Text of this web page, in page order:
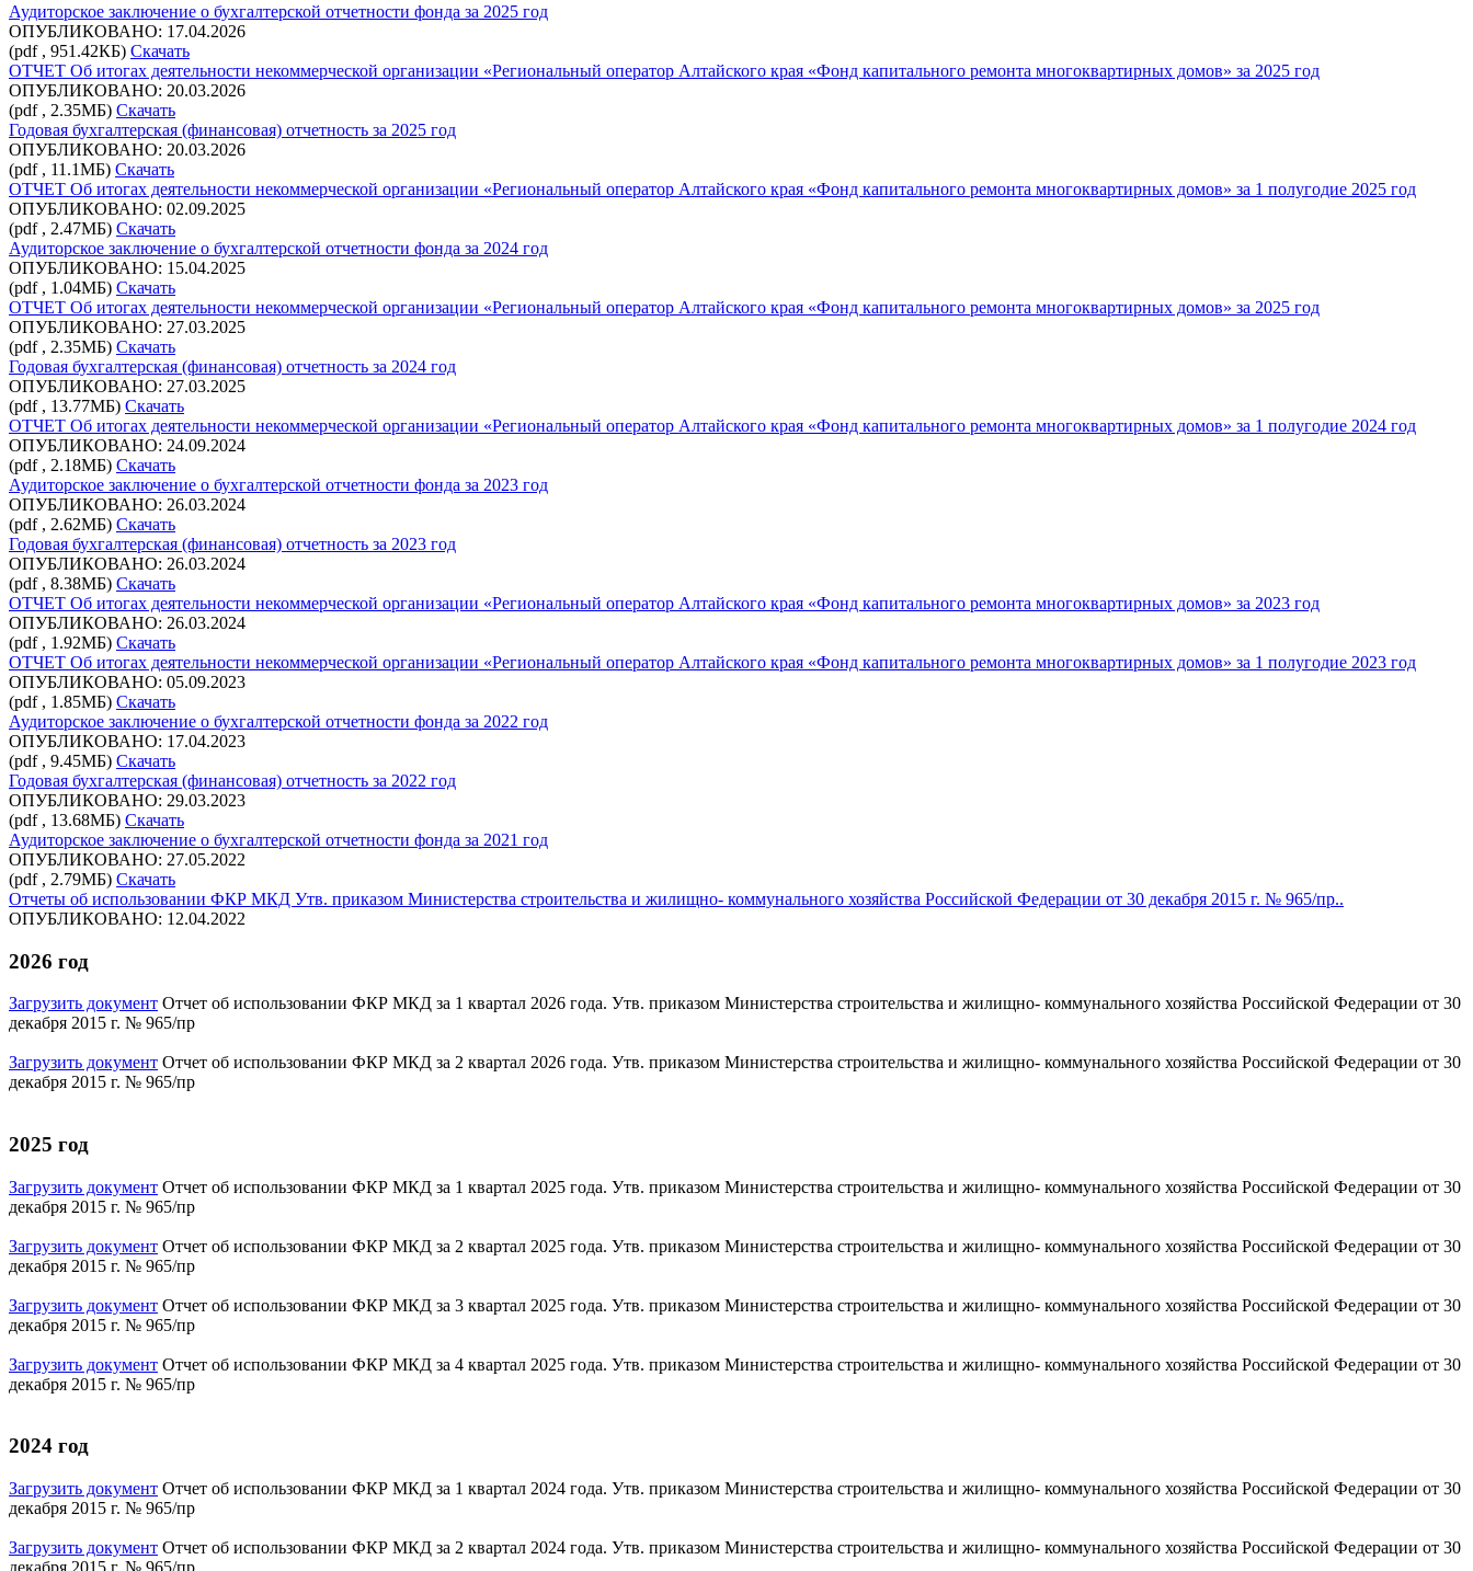
Аудиторское заключение о бухгалтерской отчетности фонда за 2025 год
ОПУБЛИКОВАНО: 17.04.2026
(pdf , 951.42КБ) Скачать
ОТЧЕТ Об итогах деятельности некоммерческой организации «Региональный оператор Алтайского края «Фонд капитального ремонта многоквартирных домов» за 2025 год
ОПУБЛИКОВАНО: 20.03.2026
(pdf , 2.35МБ) Скачать
Годовая бухгалтерская (финансовая) отчетность за 2025 год
ОПУБЛИКОВАНО: 20.03.2026
(pdf , 11.1МБ) Скачать
ОТЧЕТ Об итогах деятельности некоммерческой организации «Региональный оператор Алтайского края «Фонд капитального ремонта многоквартирных домов» за 1 полугодие 2025 год
ОПУБЛИКОВАНО: 02.09.2025
(pdf , 2.47МБ) Скачать
Аудиторское заключение о бухгалтерской отчетности фонда за 2024 год
ОПУБЛИКОВАНО: 15.04.2025
(pdf , 1.04МБ) Скачать
ОТЧЕТ Об итогах деятельности некоммерческой организации «Региональный оператор Алтайского края «Фонд капитального ремонта многоквартирных домов» за 2025 год
ОПУБЛИКОВАНО: 27.03.2025
(pdf , 2.35МБ) Скачать
Годовая бухгалтерская (финансовая) отчетность за 2024 год
ОПУБЛИКОВАНО: 27.03.2025
(pdf , 13.77МБ) Скачать
ОТЧЕТ Об итогах деятельности некоммерческой организации «Региональный оператор Алтайского края «Фонд капитального ремонта многоквартирных домов» за 1 полугодие 2024 год
ОПУБЛИКОВАНО: 24.09.2024
(pdf , 2.18МБ) Скачать
Аудиторское заключение о бухгалтерской отчетности фонда за 2023 год
ОПУБЛИКОВАНО: 26.03.2024
(pdf , 2.62МБ) Скачать
Годовая бухгалтерская (финансовая) отчетность за 2023 год
ОПУБЛИКОВАНО: 26.03.2024
(pdf , 8.38МБ) Скачать
ОТЧЕТ Об итогах деятельности некоммерческой организации «Региональный оператор Алтайского края «Фонд капитального ремонта многоквартирных домов» за 2023 год
ОПУБЛИКОВАНО: 26.03.2024
(pdf , 1.92МБ) Скачать
ОТЧЕТ Об итогах деятельности некоммерческой организации «Региональный оператор Алтайского края «Фонд капитального ремонта многоквартирных домов» за 1 полугодие 2023 год
ОПУБЛИКОВАНО: 05.09.2023
(pdf , 1.85МБ) Скачать
Аудиторское заключение о бухгалтерской отчетности фонда за 2022 год
ОПУБЛИКОВАНО: 17.04.2023
(pdf , 9.45МБ) Скачать
Годовая бухгалтерская (финансовая) отчетность за 2022 год
ОПУБЛИКОВАНО: 29.03.2023
(pdf , 13.68МБ) Скачать
Аудиторское заключение о бухгалтерской отчетности фонда за 2021 год
ОПУБЛИКОВАНО: 27.05.2022
(pdf , 2.79МБ) Скачать
Отчеты об использовании ФКР МКД Утв. приказом Министерства строительства и жилищно- коммунального хозяйства Российской Федерации от 30 декабря 2015 г. № 965/пр..
ОПУБЛИКОВАНО: 12.04.2022
2026 год
Загрузить документ Отчет об использовании ФКР МКД за 1 квартал 2026 года. Утв. приказом Министерства строительства и жилищно- коммунального хозяйства Российской Федерации от 30
декабря 2015 г. № 965/пр
Загрузить документ Отчет об использовании ФКР МКД за 2 квартал 2026 года. Утв. приказом Министерства строительства и жилищно- коммунального хозяйства Российской Федерации от 30
декабря 2015 г. № 965/пр
2025 год
Загрузить документ Отчет об использовании ФКР МКД за 1 квартал 2025 года. Утв. приказом Министерства строительства и жилищно- коммунального хозяйства Российской Федерации от 30
декабря 2015 г. № 965/пр
Загрузить документ Отчет об использовании ФКР МКД за 2 квартал 2025 года. Утв. приказом Министерства строительства и жилищно- коммунального хозяйства Российской Федерации от 30
декабря 2015 г. № 965/пр
Загрузить документ Отчет об использовании ФКР МКД за 3 квартал 2025 года. Утв. приказом Министерства строительства и жилищно- коммунального хозяйства Российской Федерации от 30
декабря 2015 г. № 965/пр
Загрузить документ Отчет об использовании ФКР МКД за 4 квартал 2025 года. Утв. приказом Министерства строительства и жилищно- коммунального хозяйства Российской Федерации от 30
декабря 2015 г. № 965/пр
2024 год
Загрузить документ Отчет об использовании ФКР МКД за 1 квартал 2024 года. Утв. приказом Министерства строительства и жилищно- коммунального хозяйства Российской Федерации от 30
декабря 2015 г. № 965/пр
Загрузить документ Отчет об использовании ФКР МКД за 2 квартал 2024 года. Утв. приказом Министерства строительства и жилищно- коммунального хозяйства Российской Федерации от 30